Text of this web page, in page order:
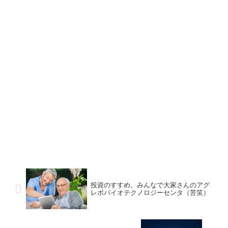
投資のすすめ。みんなで大家さんのアグ
レボバイオテクノロジーセンタ（苦笑）